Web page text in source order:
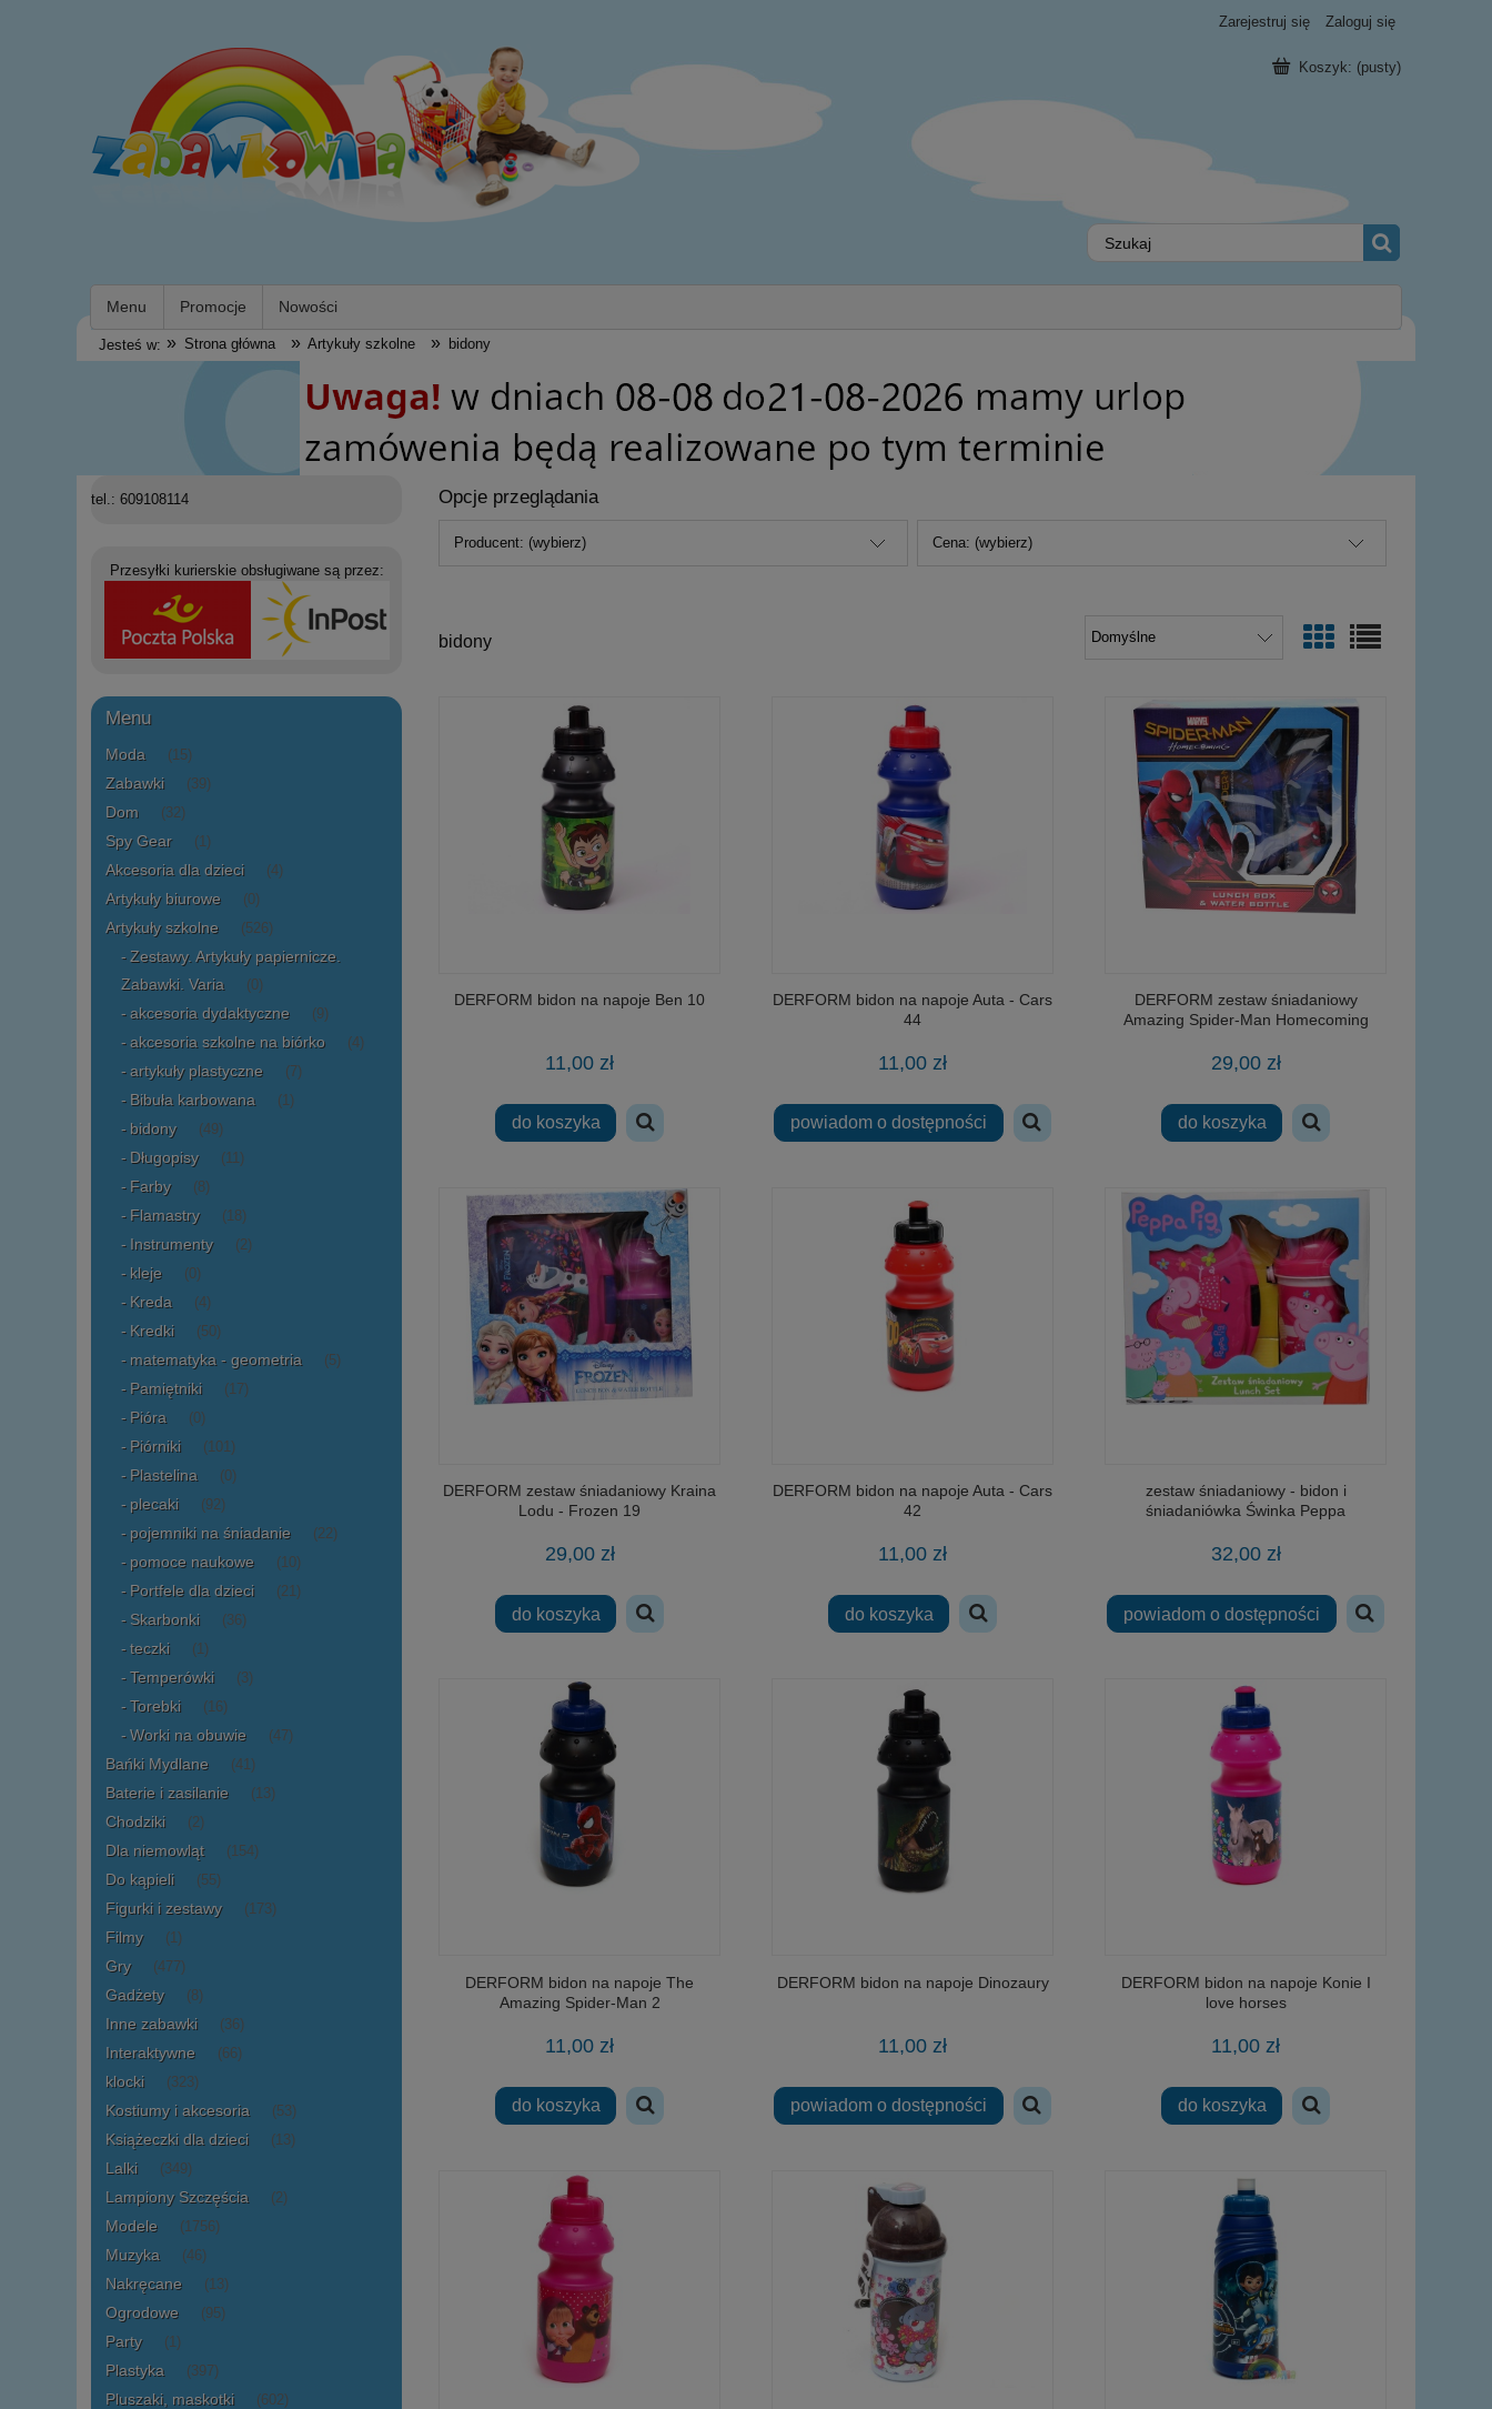
Zarejestruj się Zaloguj się
Koszyk: (pusty)
Menu Promocje Nowości
Jesteś w: » Strona główna » Artykuły szkolne » bidony
tel.: 609108114
Przesyłki kurierskie obsługiwane są przez:
Menu
Moda (15)
Zabawki (39)
Dom (32)
Spy Gear (1)
Akcesoria dla dzieci (4)
Artykuły biurowe (0)
Artykuły szkolne (526)
Zestawy. Artykuły papiernicze.
Zabawki. Varia
(0)
akcesoria dydaktyczne (9)
akcesoria szkolne na biórko (4)
artykuły plastyczne (7)
Bibuła karbowana (1)
bidony (49)
Długopisy (11)
Farby (8)
Flamastry (18)
Instrumenty (2)
kleje (0)
Kreda (4)
Kredki (50)
matematyka - geometria (5)
Pamiętniki (17)
Pióra (0)
Piórniki (101)
Plastelina (0)
plecaki (92)
pojemniki na śniadanie (22)
pomoce naukowe (10)
Portfele dla dzieci (21)
Skarbonki (36)
teczki (1)
Temperówki (3)
Torebki (16)
Worki na obuwie (47)
Bańki Mydlane (41)
Baterie i zasilanie (13)
Chodziki (2)
Dla niemowląt (154)
Do kąpieli (55)
Figurki i zestawy (173)
Filmy (1)
Gry (477)
Gadżety (8)
Inne zabawki (36)
Interaktywne (66)
klocki (323)
Kostiumy i akcesoria (53)
Książeczki dla dzieci (13)
Lalki (349)
Lampiony Szczęścia (2)
Modele (1756)
Muzyka (46)
Nakręcane (13)
Ogrodowe (95)
Party (1)
Plastyka (397)
Pluszaki, maskotki (602)
Opcje przeglądania
Producent: (wybierz) Cena: (wybierz)
bidony
DERFORM bidon na napoje Ben 10
11,00 zł
do koszyka
DERFORM bidon na napoje Auta - Cars
44
11,00 zł
powiadom o dostępności
DERFORM zestaw śniadaniowy
Amazing Spider-Man Homecoming
29,00 zł
do koszyka
DERFORM zestaw śniadaniowy Kraina
Lodu - Frozen 19
29,00 zł
do koszyka
DERFORM bidon na napoje Auta - Cars
42
11,00 zł
do koszyka
zestaw śniadaniowy - bidon i
śniadaniówka Świnka Peppa
32,00 zł
powiadom o dostępności
DERFORM bidon na napoje The
Amazing Spider-Man 2
11,00 zł
do koszyka
DERFORM bidon na napoje Dinozaury
11,00 zł
powiadom o dostępności
DERFORM bidon na napoje Konie I
love horses
11,00 zł
do koszyka